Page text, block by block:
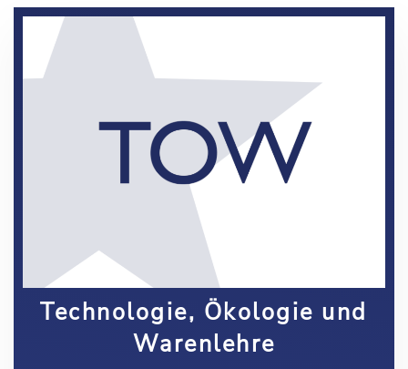
Technologie, Ökologie und
Warenlehre